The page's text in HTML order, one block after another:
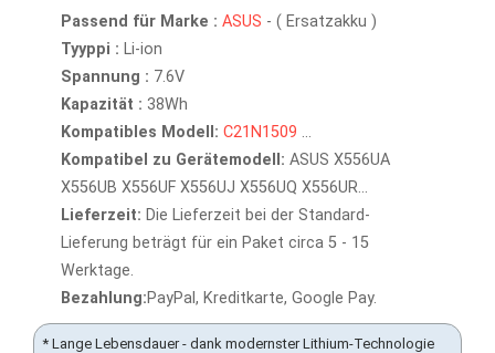
Passend für Marke : ASUS - ( Ersatzakku )
Tyyppi : Li-ion
Spannung : 7.6V
Kapazität : 38Wh
Kompatibles Modell: C21N1509 ...
Kompatibel zu Gerätemodell: ASUS X556UA
X556UB X556UF X556UJ X556UQ X556UR...
Lieferzeit: Die Lieferzeit bei der Standard-
Lieferung beträgt für ein Paket circa 5 - 15
Werktage.
Bezahlung:PayPal, Kreditkarte, Google Pay.
* Lange Lebensdauer - dank modernster Lithium-Technologie